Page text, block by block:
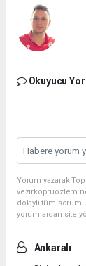
Okuyucu
Yorum yazarak
dolaylı tüm
yorumlardan site
Ankaralı